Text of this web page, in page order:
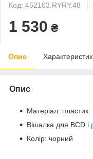
Код: 452103.RYRY.48
1 530 ₴
Опис
Опис
Матеріал: пластик
Вішалка для BCD і
Колір: чорний